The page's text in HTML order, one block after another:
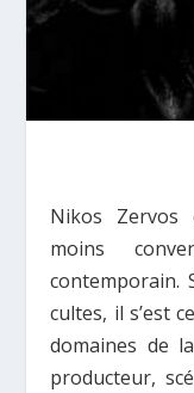
Nikos Zervos
moins
contemporain.
cultes, il s’est
domaines de
producteur,